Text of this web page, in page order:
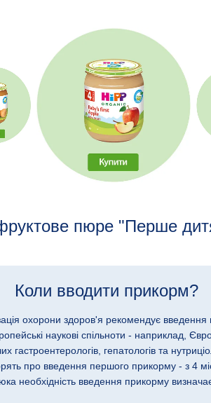
пюре "Перше
Коли вводити прикорм?
охорони здоров'я рекомендує
наукові спільноти - наприклад,
гастроентерологів, гепатологів та
про введення першого прикорму - з 4
необхідність введення прикорму